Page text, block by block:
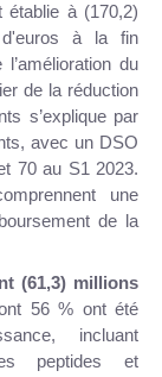
établie à (170,2)
d'euros à la fin
du
de la réduction
s’explique par
avec un DSO
70 au S1 2023.
une
de la
(61,3) millions
56 % ont été
incluant
peptides et